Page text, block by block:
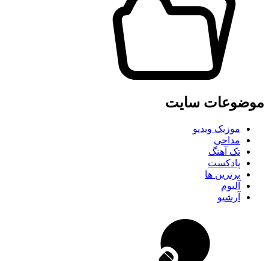
موضوعات سایت
موزیک ویدیو
مداحی
تک آهنگ
پادکست
برترین ها
آلبوم
آرشیو